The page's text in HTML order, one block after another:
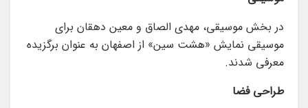
در بخش موسیقی، مهدی الصاق و معین دهقان برای
موسیقی نمایش «هشت سین» از اصفهان به عنوان برگزیده
معرفی شدند.
طراحی فضا